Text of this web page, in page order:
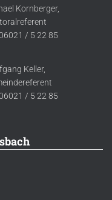
Kornberger,
/ 5 22 85
Keller,
/ 5 22 85